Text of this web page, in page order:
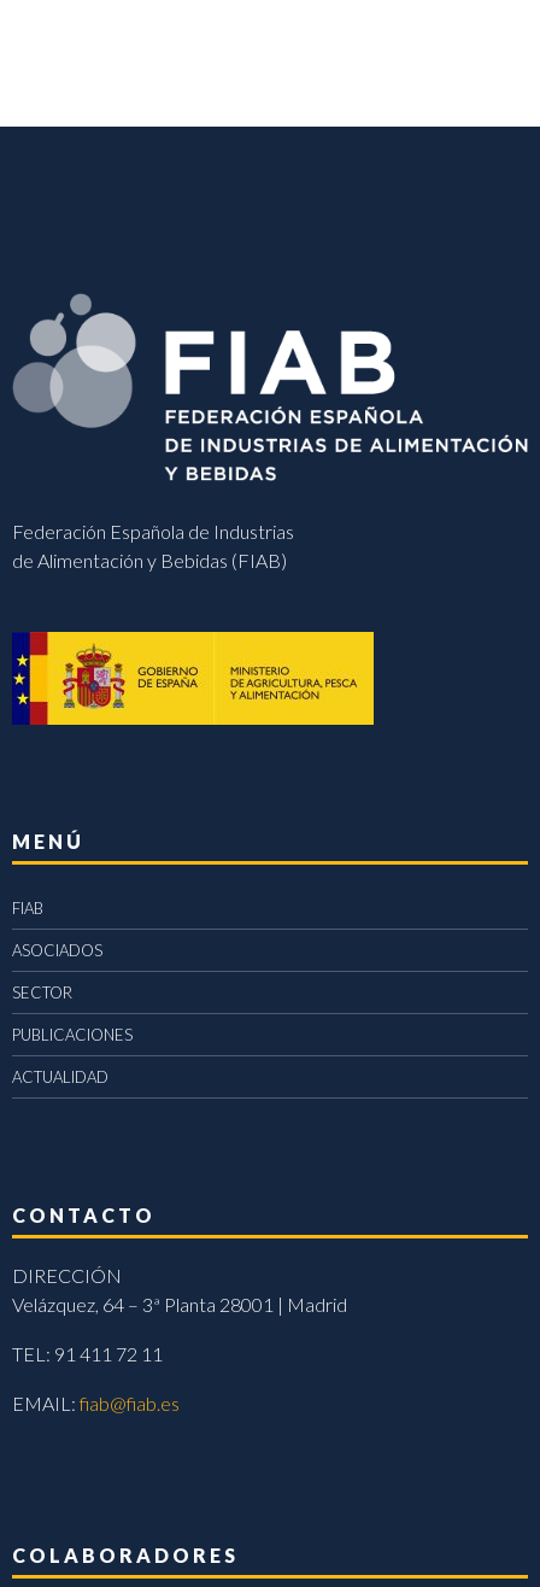
Federación Española de Industrias
de Alimentación y Bebidas (FIAB)
MENÚ
FIAB
ASOCIADOS
SECTOR
PUBLICACIONES
ACTUALIDAD
CONTACTO
DIRECCIÓN
Velázquez, 64 – 3ª Planta 28001 | Madrid
TEL: 91 411 72 11
EMAIL:fiab@fiab.es
COLABORADORES